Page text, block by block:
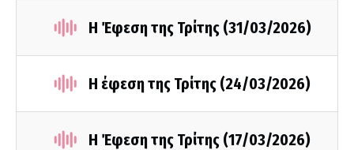
Η Έφεση της Τρίτης (31/03/2026)
Η έφεση της Τρίτης (24/03/2026)
Η Έφεση της Τρίτης (17/03/2026)